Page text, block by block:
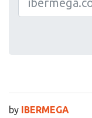
by IBERMEGA